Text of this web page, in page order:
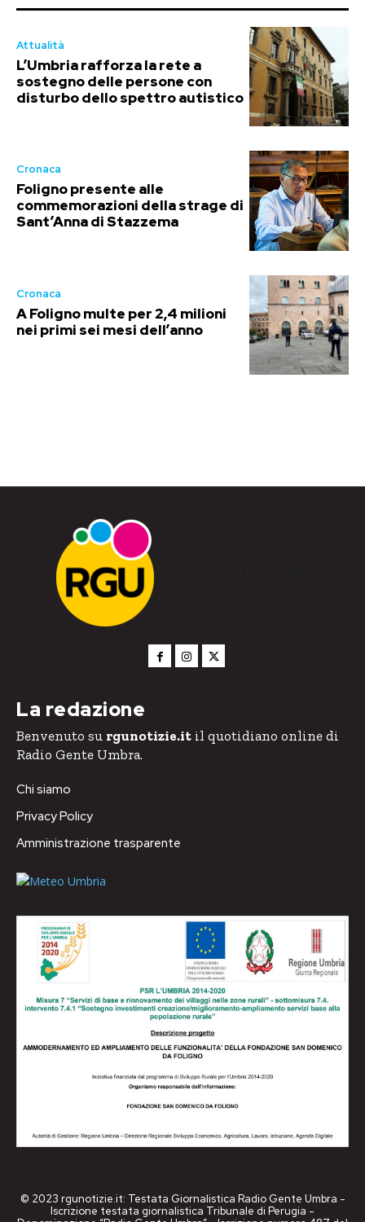
Attualità
L’Umbria rafforza la rete a
sostegno delle persone con
disturbo dello spettro autistico
Cronaca
Foligno presente alle
commemorazioni della strage di
Sant’Anna di Stazzema
Cronaca
A Foligno multe per 2,4 milioni
nei primi sei mesi dell’anno
RGU Notizie
La redazione
Benvenuto su rgunotizie.it il quotidiano online di
Radio Gente Umbra.
Chi siamo
Privacy Policy
Amministrazione trasparente
© 2023 rgunotizie.it: Testata Giornalistica Radio Gente Umbra -
Iscrizione testata giornalistica Tribunale di Perugia -